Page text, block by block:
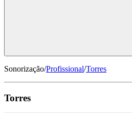
Sonorização/Profissional/Torres
Torres